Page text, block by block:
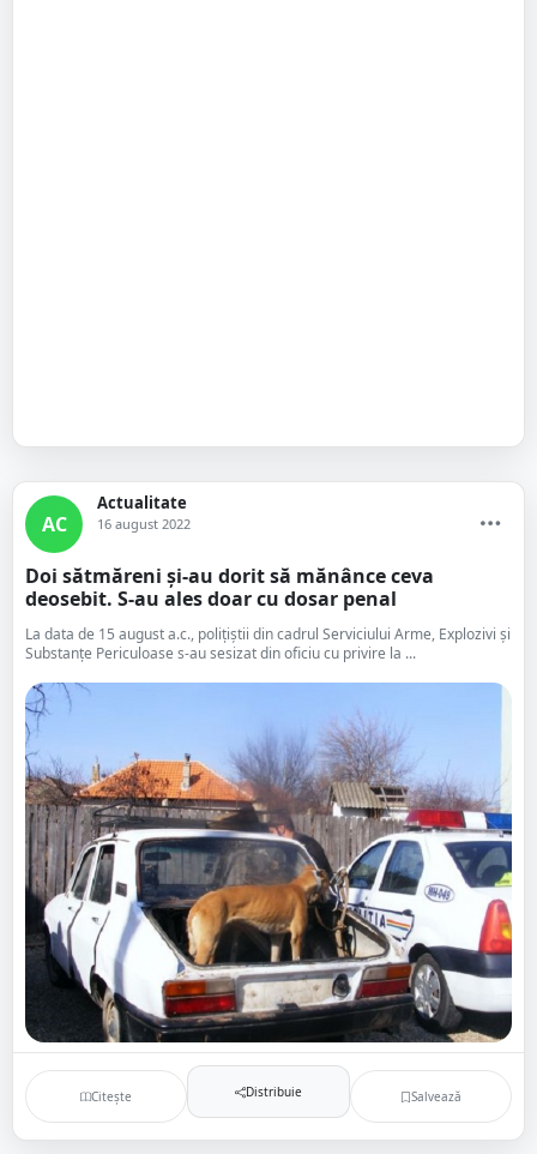
AC
Actualitate
16 august 2022
Doi sătmăreni și-au dorit să mănânce ceva
deosebit. S-au ales doar cu dosar penal
La data de 15 august a.c., polițiștii din cadrul Serviciului Arme, Explozivi și
Substanțe Periculoase s-au sesizat din oficiu cu privire la ...
Citește Distribuie Salvează